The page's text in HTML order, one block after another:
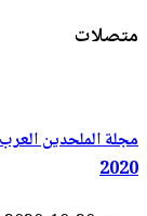
متصلات
مجلة الملحدين
2020